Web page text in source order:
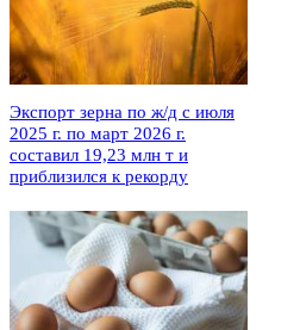
Экспорт зерна по ж/д с июля
2025 г. по март 2026 г.
составил 19,23 млн т и
приблизился к рекорду